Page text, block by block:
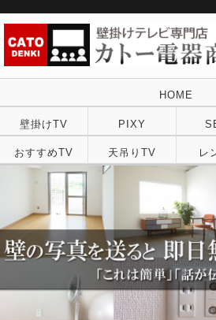
HOME
壁掛けTV PIXY
おすすめTV 天吊りTV レ